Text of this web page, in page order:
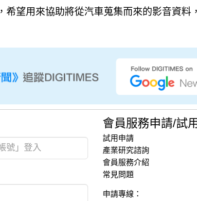
希望用來協助將從汽車蒐集而來的影音資料
會員服務申請/試
試用申請
產業研究諮詢
會員服務介紹
常見問題
申請專線：